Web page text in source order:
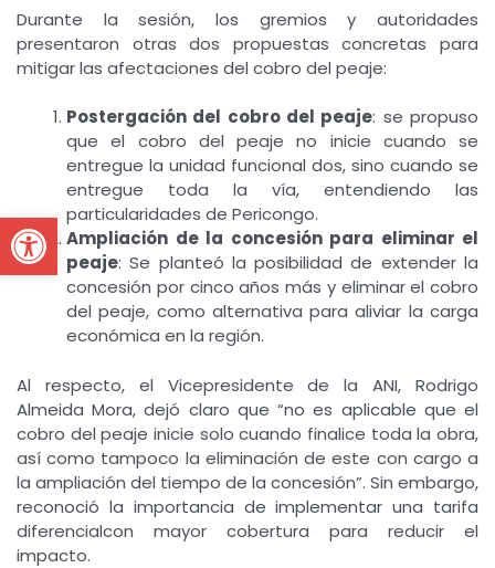
Open toolbar
Durante la sesión, los gremios y autoridades
presentaron otras dos propuestas concretas para
mitigar las afectaciones del cobro del peaje:
Postergación del cobro del peaje: se propuso
que el cobro del peaje no inicie cuando se
entregue la unidad funcional dos, sino cuando se
entregue toda la vía, entendiendo las
particularidades de Pericongo.
Ampliación de la concesión para eliminar el
peaje: Se planteó la posibilidad de extender la
concesión por cinco años más y eliminar el cobro
del peaje, como alternativa para aliviar la carga
económica en la región.
Al respecto, el Vicepresidente de la ANI, Rodrigo
Almeida Mora, dejó claro que “no es aplicable que el
cobro del peaje inicie solo cuando finalice toda la obra,
así como tampoco la eliminación de este con cargo a
la ampliación del tiempo de la concesión”. Sin embargo,
reconoció la importancia de implementar una tarifa
diferencialcon mayor cobertura para reducir el
impacto.